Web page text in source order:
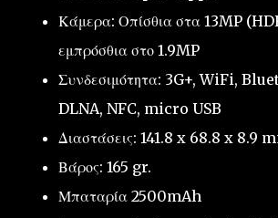
Κάμερα: Οπίσθια στα 13MP
εμπρόσθια στο 1.9MP
Συνδεσιμότητα: 3G+, WiFi,
DLNA, NFC, micro USB
Διαστάσεις: 141.8 x 68.8 x 8.9
Βάρος: 165 gr.
Μπαταρία 2500mAh